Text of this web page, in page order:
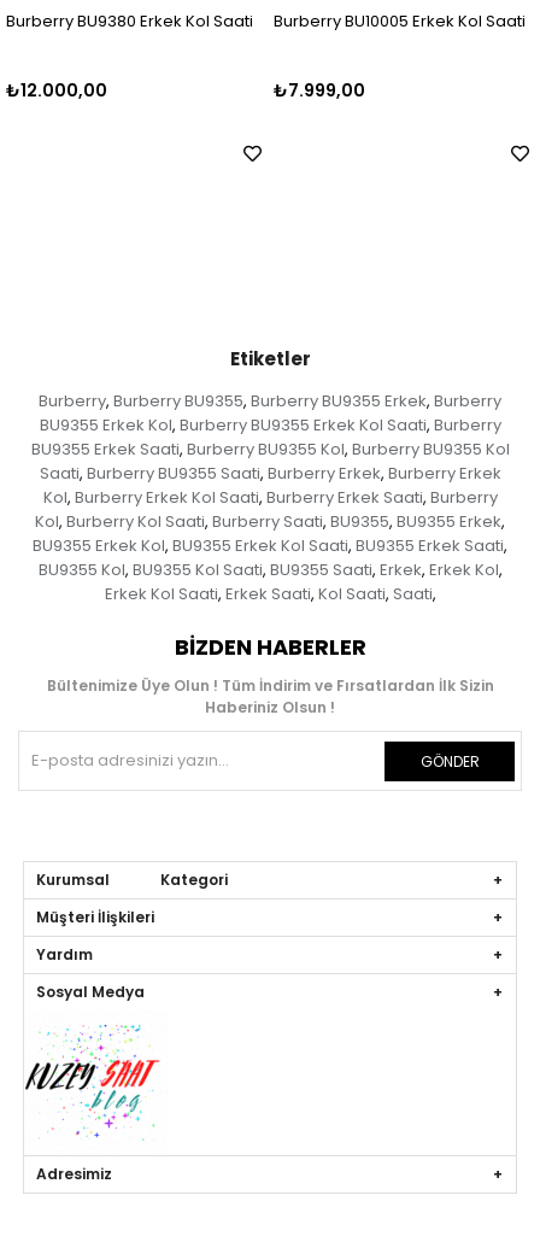
Burberry BU9380 Erkek Kol Saati
₺12.000,00
Burberry BU10005 Erkek Kol Saati
₺7.999,00
Etiketler
Burberry, Burberry BU9355, Burberry BU9355 Erkek, Burberry
BU9355 Erkek Kol, Burberry BU9355 Erkek Kol Saati, Burberry
BU9355 Erkek Saati, Burberry BU9355 Kol, Burberry BU9355 Kol
Saati, Burberry BU9355 Saati, Burberry Erkek, Burberry Erkek
Kol, Burberry Erkek Kol Saati, Burberry Erkek Saati, Burberry
Kol, Burberry Kol Saati, Burberry Saati, BU9355, BU9355 Erkek,
BU9355 Erkek Kol, BU9355 Erkek Kol Saati, BU9355 Erkek Saati,
BU9355 Kol, BU9355 Kol Saati, BU9355 Saati, Erkek, Erkek Kol,
Erkek Kol Saati, Erkek Saati, Kol Saati, Saati,
BIZDEN HABERLER
Bültenimize Üye Olun ! Tüm İndirim ve Fırsatlardan İlk Sizin
Haberiniz Olsun !
GÖNDER
Kurumsal Kategori
Müşteri İlişkileri
Yardım
Sosyal Medya
Adresimiz